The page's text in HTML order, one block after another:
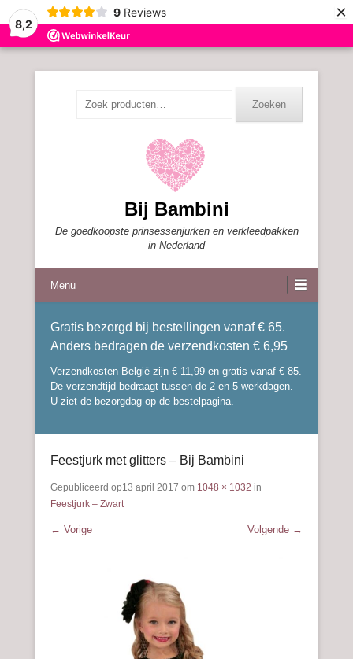
8,2
9 Reviews ×
Zoeken
Bij Bambini
De goedkoopste prinsessenjurken en verkleedpakken
in Nederland
Menu
Gratis bezorgd bij bestellingen vanaf € 65.
Anders bedragen de verzendkosten € 6,95
Verzendkosten België zijn € 11,99 en gratis vanaf € 85.
De verzendtijd bedraagt tussen de 2 en 5 werkdagen.
U ziet de bezorgdag op de bestelpagina.
Feestjurk met glitters – Bij Bambini
Gepubliceerd op13 april 2017 om 1048 × 1032 in
Feestjurk – Zwart
← Vorige Volgende →